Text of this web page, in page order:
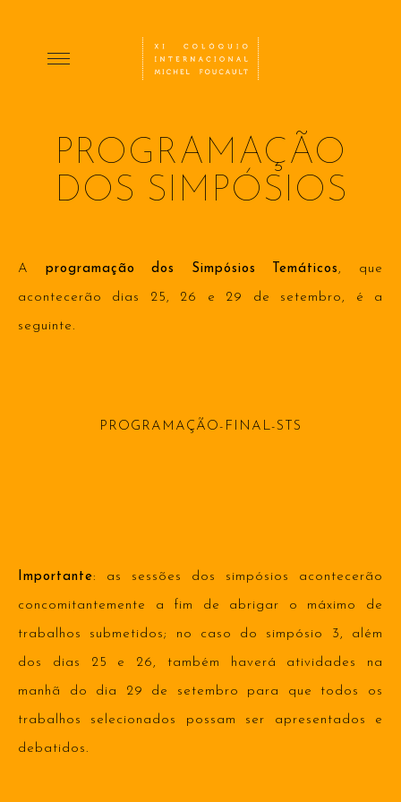
PROGRAMAÇÃO
DOS SIMPÓSIOS
A programação dos Simpósios Temáticos, que
acontecerão dias 25, 26 e 29 de setembro, é a
seguinte.
PROGRAMAÇÃO-FINAL-STS
Importante: as sessões dos simpósios acontecerão
concomitantemente a fim de abrigar o máximo de
trabalhos submetidos; no caso do simpósio 3, além
dos dias 25 e 26, também haverá atividades na
manhã do dia 29 de setembro para que todos os
trabalhos selecionados possam ser apresentados e
debatidos.